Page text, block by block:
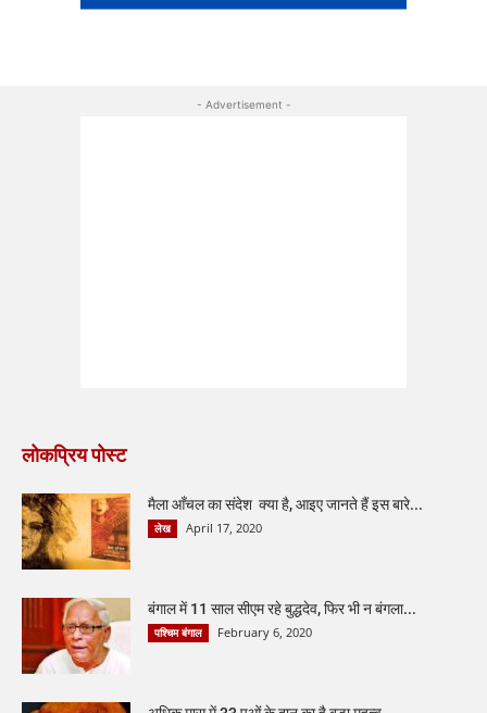
- Advertisement -
लोकप्रिय पोस्ट
मैला आँचल का संदेश क्या है, आइए जानते हैं इस बारे...
लेख April 17, 2020
बंगाल में 11 साल सीएम रहे बुद्धदेव, फिर भी न बंगला...
पश्चिम बंगाल February 6, 2020